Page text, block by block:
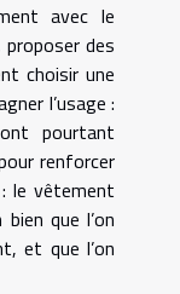
avec le
des
choisir une
l’usage :
pourtant
renforcer
le vêtement
que l’on
et que l’on